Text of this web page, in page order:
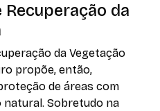
Recuperação da
da Vegetação
propõe, então,
de áreas com
Sobretudo na